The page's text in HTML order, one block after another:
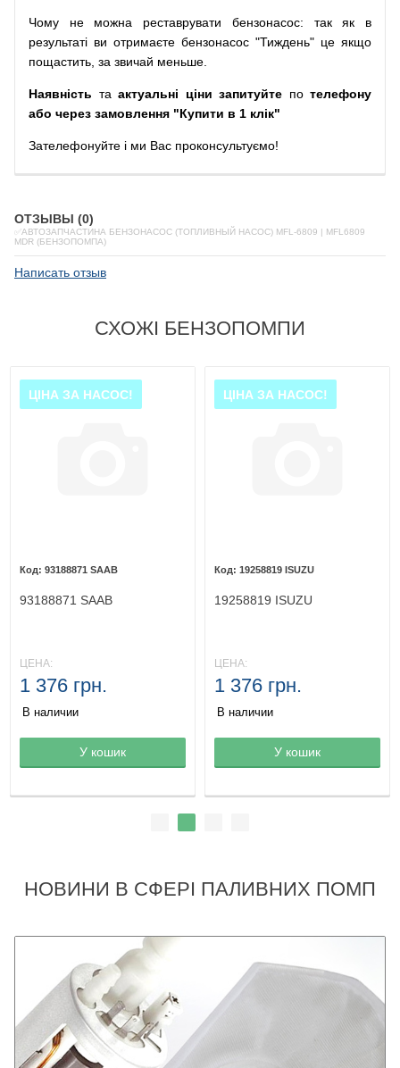
Чому не можна реставрувати бензонасос: так як
в
результаті ви отримаєте бензонасос "Тиждень" це якщо
пощастить, за звичай меньше.
Наявність та актуальні ціни запитуйте по телефону
або через замовлення "Купити в 1 клік"
Зателефонуйте і ми Вас проконсультуємо!
ОТЗЫВЫ (0)
✅АВТОЗАПЧАСТИНА БЕНЗОНАСОС (ТОПЛИВНЫЙ НАСОС) MFL-6809 | MFL6809
MDR (БЕНЗОПОМПА)
Написать отзыв
СХОЖІ БЕНЗОПОМПИ
Товар в корзине
ЦІНА ЗА НАСОС!
93188871 SAAB
93188871 SAAB
ЦЕНА:
1 376 грн.
В наличии
У кошик Товар в корзине
ЦІНА ЗА НАСОС!
19258819 ISUZU
19258819 ISUZU
ЦЕНА:
1 376 грн.
В наличии
У кошик
НОВИНИ В СФЕРІ ПАЛИВНИХ ПОМП